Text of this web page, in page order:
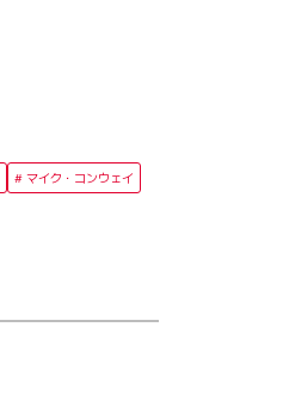
マイク・コンウェイ